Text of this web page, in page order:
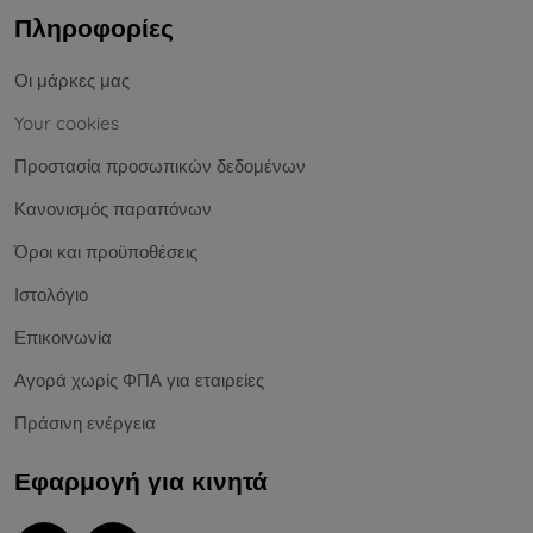
Πληροφορίες
Οι μάρκες μας
Your cookies
Προστασία προσωπικών δεδομένων
Κανονισμός παραπόνων
Όροι και προϋποθέσεις
Ιστολόγιο
Επικοινωνία
Αγορά χωρίς ΦΠΑ για εταιρείες
Πράσινη ενέργεια
Εφαρμογή για κινητά